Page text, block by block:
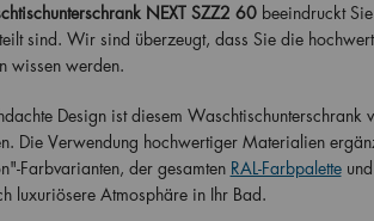
NEXT SZZ2 60 beeindruckt
sind. Wir sind überzeugt, dass Sie die
wissen werden.
Design ist diesem
Die Verwendung hochwertiger Materialien
Farbvarianten, der gesamten RAL-Farbpalette
luxuriösere Atmosphäre in Ihr Bad.